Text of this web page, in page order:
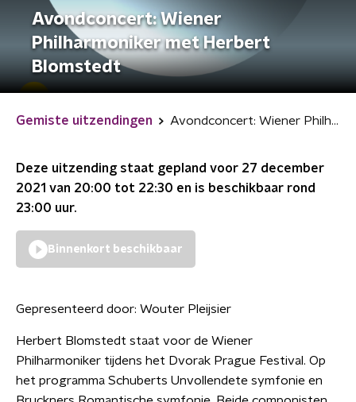
Avondconcert: Wiener
Philharmoniker met Herbert
Blomstedt
Gemiste uitzendingen Avondconcert: Wiener Philharmoniker met Herbert Blomstedt
Deze uitzending staat gepland voor 27 december
2021 van 20:00 tot 22:30 en is beschikbaar rond
23:00 uur.
Binnenkort beschikbaar
Gepresenteerd door: Wouter Pleijsier
Herbert Blomstedt staat voor de Wiener
Philharmoniker tijdens het Dvorak Prague Festival. Op
het programma Schuberts Unvollendete symfonie en